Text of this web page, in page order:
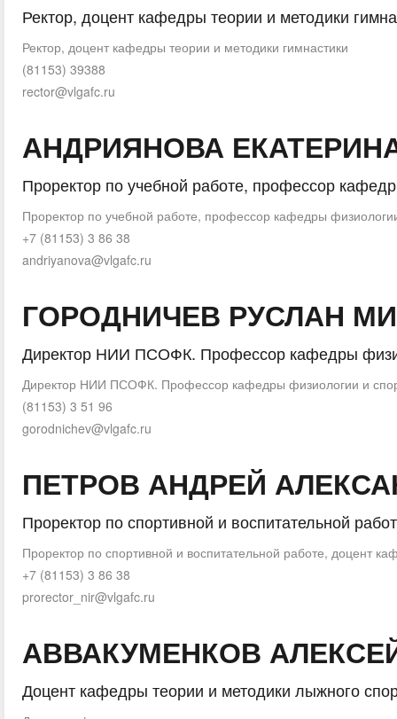
Ректор, доцент кафедры теории и методики
Ректор, доцент кафедры теории и методики гимнастики
(81153) 39388
rector@vlgafc.ru
АНДРИЯНОВА
Проректор по учебной работе, профессор
Проректор по учебной работе, профессор кафедры
+7 (81153) 3 86 38
andriyanova@vlgafc.ru
ГОРОДНИЧЕВ РУСЛАН
Директор НИИ ПСОФК. Профессор кафедры
Директор НИИ ПСОФК. Профессор кафедры физиологии и
(81153) 3 51 96
gorodnichev@vlgafc.ru
ПЕТРОВ АНДРЕЙ
Проректор по спортивной и воспитательной
Проректор по спортивной и воспитательной работе, доцент
+7 (81153) 3 86 38
prorector_nir@vlgafc.ru
АВВАКУМЕНКОВ
Доцент кафедры теории и методики лыжного